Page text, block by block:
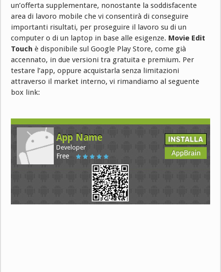
un’offerta supplementare, nonostante la soddisfacente
area di lavoro mobile che vi consentirà di conseguire
importanti risultati, per proseguire il lavoro su di un
computer o di un laptop in base alle esigenze. Movie Edit
Touch è disponibile sul Google Play Store, come già
accennato, in due versioni tra gratuita e premium. Per
testare l’app, oppure acquistarla senza limitazioni
attraverso il market interno, vi rimandiamo al seguente
box link:
App Name
Developer
Free